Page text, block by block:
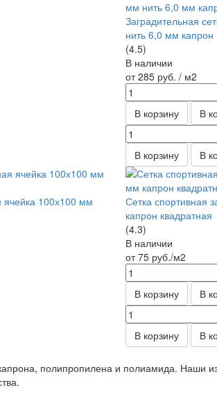
Заградительная
нить 6,0 мм капрон
(4.5)
В наличии
от 285 руб. / м2
В корзину В
В корзину В
ячейка 100х100 мм
Сетка спортивная
капрон квадратная
(4.3)
В наличии
от 75 руб./м2
В корзину В
В корзину В
полипропилена и полиамида. Наши